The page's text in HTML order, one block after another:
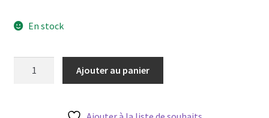
#6710 (pas de titre)
En stock
Ajouter au panier